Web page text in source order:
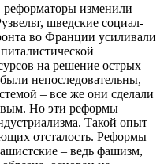
реформаторы изменили
шведские социал-
во Франции усиливали
на решение острых
непоследовательны,
– все же они сделали
Но эти реформы
Такой опыт
отсталость. Реформы
– ведь фашизм,